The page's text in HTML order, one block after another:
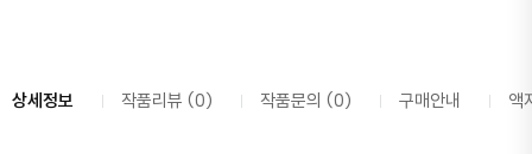
상세정보 작품리뷰 (0) 작품문의 (0) 구매안내 액